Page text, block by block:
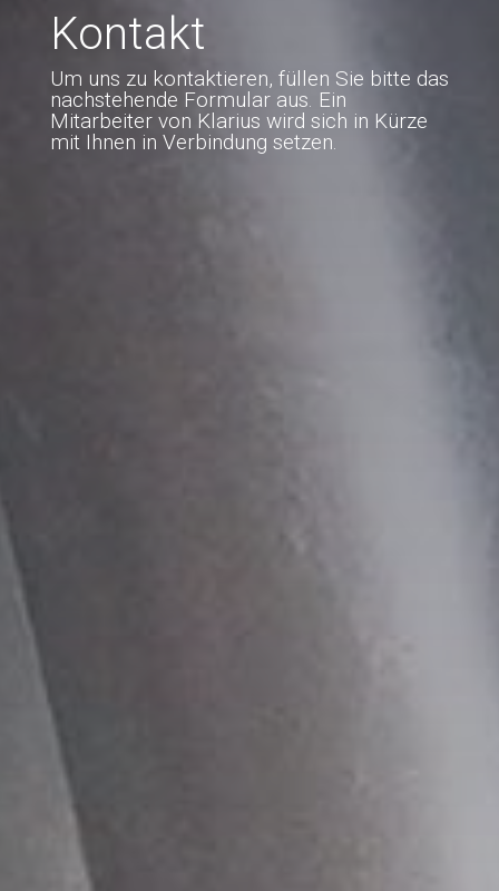
Kontakt
Um uns zu kontaktieren, füllen Sie bitte das
nachstehende Formular aus. Ein
Mitarbeiter von Klarius wird sich in Kürze
mit Ihnen in Verbindung setzen.